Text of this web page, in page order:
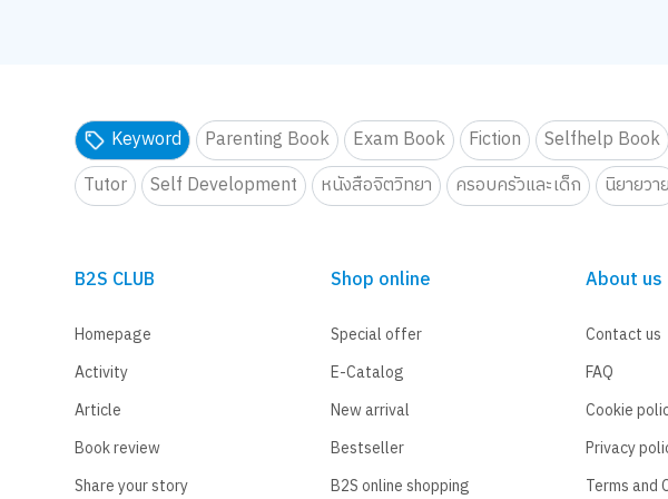
Keyword Parenting Book Exam Book Fiction Selfhelp Book
Tutor
Self Development หนังสือจิตวิทยา ครอบครัวและเด็ก นิยายวาย
B2S CLUB
Homepage
Activity
Article
Book review
Share your story
Shop online
Special offer
E-Catalog
New arrival
Bestseller
B2S online shopping
About us
Contact us
FAQ
Cookie
Privacy
Terms and